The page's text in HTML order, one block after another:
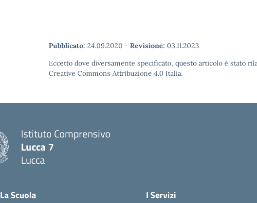
Pubblicato: 24.09.2020 - Revisione: 03.11.2023
Eccetto dove diversamente specificato, questo articolo è stato
Creative Commons Attribuzione 4.0 Italia.
Istituto Comprensivo
Lucca 7
Lucca
La Scuola I Servizi